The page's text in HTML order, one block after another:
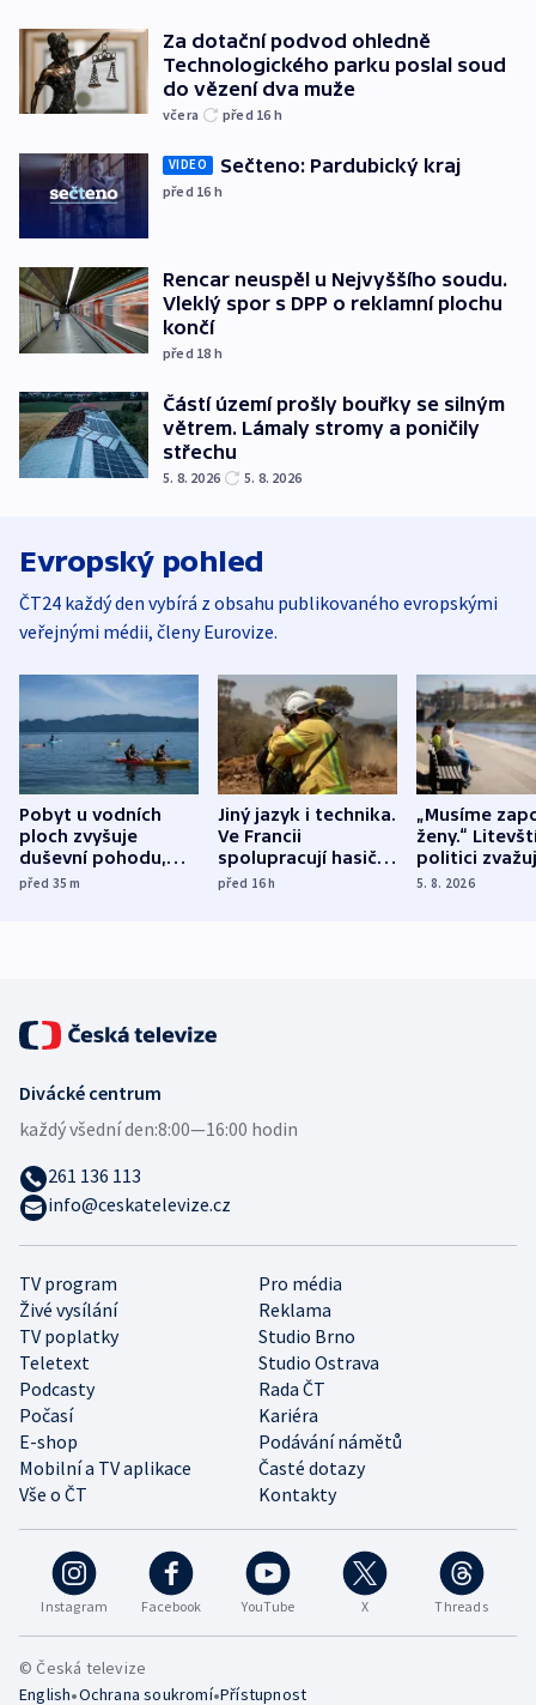
Za dotační podvod ohledně
Technologického parku poslal soud
do vězení dva muže
včera před 16 h
VIDEO Sečteno: Pardubický kraj
před 16 h
Rencar neuspěl u Nejvyššího soudu.
Vleklý spor s DPP o reklamní plochu
končí
před 18 h
Částí území prošly bouřky se silným
větrem. Lámaly stromy a poničily
střechu
5. 8. 2026 5. 8. 2026
Evropský pohled
ČT24 každý den vybírá z obsahu publikovaného evropskými
veřejnými médii, členy Eurovize.
Pobyt u vodních
ploch zvyšuje
duševní pohodu,
ukázala
před 35m
Jiný jazyk i technika.
Ve Francii
spolupracují hasiči z
různých zemí
před 16h
„Musíme
ženy.“
politici
dohodu o
5. 8. 2026
Instagram Facebook YouTube X Threads
TV program
Pro média
Živé vysílání
Reklama
TV poplatky
Studio Brno
Teletext
Studio Ostrava
Podcasty
Rada ČT
Počasí
Kariéra
E-shop
Podávání námětů
Mobilní a TV aplikace
Časté dotazy
Vše o ČT
Kontakty
Divácké centrum
každý všední den:8:00—16:00 hodin
261 136 113
info@ceskatelevize.cz
© Česká televize
English•Ochrana soukromí•Přístupnost